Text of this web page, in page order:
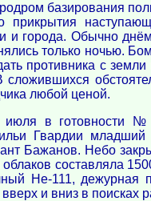
базирования
прикрытия
и города. Обычно
только ночью.
противника с
любой ценой.
июля в готовности №
Гвардии
Бажанов. Небо
облаков составляла
Не-111, дежурная
и вниз в поисках